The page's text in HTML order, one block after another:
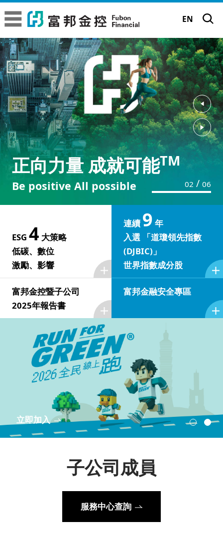
富邦金控
富邦金控
關於富邦金控
富邦金控簡介
經營委員會
金控子公司成員
富邦集團簡介
品牌故事
品牌理念
企業標誌
正向力量 成就可能TM
Run for Green
2025富邦金控營運報告
永續發展
永續願景工程
永續願景工程
低碳
激勵
影響
重大主題鑑別
永續績效與獲獎
評比及獲獎
永續國際倡議
永續報告書下載
報告書下載
其他 ESG 資料
利害關係人溝通
重大性議題分析
利害關係人溝通管道
利害關係人溝通頻率
公司治理
公司治理架構
股東會
致股東報告書
法定揭露事項
股東會資訊
董事會
董事會成員
獨立董事選任資訊
董事會重要決議
董事會 (含功能性委員會) 績效評估
董事會出席情形
功能性委員會
內部稽核組織及運作
公司重要章則
獨立董事信箱
申訴信箱
智慧財產管理計畫及執行情況
人才招募
焦點職缺與查詢
職涯發展
甄選常見問題
投資人關係
據點查詢
金控成員
富邦人壽
富邦人壽(香港)
越南富邦人壽
大陸富邦華一銀行
富邦產險
富邦證券(香港)
富邦金控創投
富邦投信
EN
正向力量 成就可能TM
Be positive All possible
正向力量 成就可能TM
Be positive All possible
‹
›
03 /06
ESG 4 大策略
低碳、數位
激勵、影響
連續9 年
入選 「道瓊領先指數
(DJBIC)」
世界指數成分股
富邦金控暨子公司
2025年報告書
富邦金融安全專區
邦助計畫
了解更多
/
台北富邦銀行持續從客戶角度出發，結合領先的數
公平待客專區
子公司成員
服務中心查詢